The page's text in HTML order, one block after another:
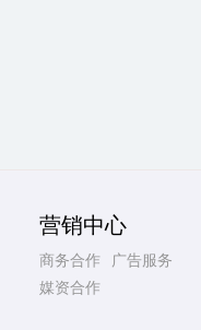
营销中心
商务合作
广告服务
媒资合作